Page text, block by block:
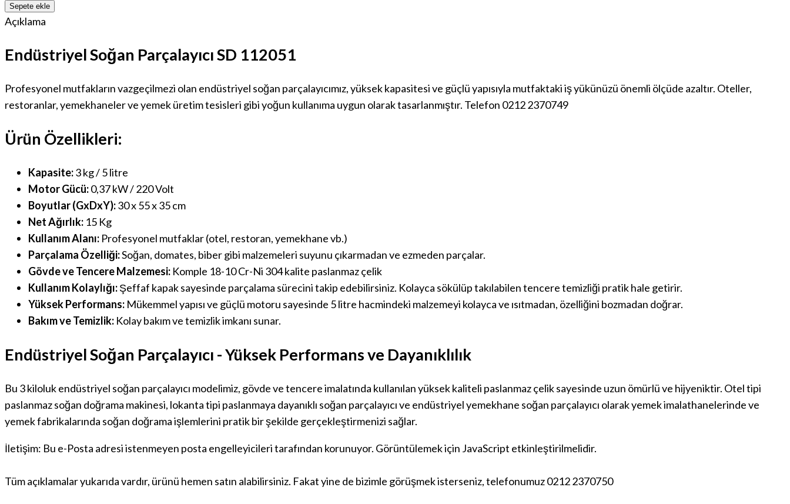
Sepete ekle
Açıklama
Endüstriyel Soğan Parçalayıcı SD 112051
Profesyonel mutfakların vazgeçilmezi olan endüstriyel soğan parçalayıcımız, yüksek kapasitesi ve güçlü yapısıyla mutfaktaki iş yükünüzü önemli ölçüde azaltır. Oteller,
restoranlar, yemekhaneler ve yemek üretim tesisleri gibi yoğun kullanıma uygun olarak tasarlanmıştır. Telefon 0212 2370749
Ürün Özellikleri:
Kapasite:3 kg / 5 litre
Motor Gücü:0,37 kW / 220 Volt
Boyutlar (GxDxY):30 x 55 x 35 cm
Net Ağırlık: 15 Kg
Kullanım Alanı: Profesyonel mutfaklar (otel, restoran, yemekhane vb.)
Parçalama Özelliği:Soğan, domates, biber gibi malzemeleri suyunu çıkarmadan ve ezmeden parçalar.
Gövde ve Tencere Malzemesi: Komple 18-10 Cr-Ni 304 kalite paslanmaz çelik
Kullanım Kolaylığı:Şeffaf kapak sayesinde parçalama sürecini takip edebilirsiniz. Kolayca sökülüp takılabilen tencere temizliği pratik hale getirir.
Yüksek Performans: Mükemmel yapısı ve güçlü motoru sayesinde 5 litre hacmindeki malzemeyi kolayca ve ısıtmadan, özelliğini bozmadan doğrar.
Bakım ve Temizlik: Kolay bakım ve temizlik imkanı sunar.
Endüstriyel Soğan Parçalayıcı - Yüksek Performans ve Dayanıklılık
Bu 3 kiloluk endüstriyel soğan parçalayıcı modelimiz, gövde ve tencere imalatında kullanılan yüksek kaliteli paslanmaz çelik sayesinde uzun ömürlü ve hijyeniktir. Otel tipi
paslanmaz soğan doğrama makinesi, lokanta tipi paslanmaya dayanıklı soğan parçalayıcı ve endüstriyel yemekhane soğan parçalayıcı olarak yemek imalathanelerinde ve
yemek fabrikalarında soğan doğrama işlemlerini pratik bir şekilde gerçekleştirmenizi sağlar.
İletişim: Bu e-Posta adresi istenmeyen posta engelleyicileri tarafından korunuyor. Görüntülemek için JavaScript etkinleştirilmelidir.
Tüm açıklamalar yukarıda vardır, ürünü hemen satın alabilirsiniz. Fakat yine de bizimle görüşmek isterseniz, telefonumuz 0212 2370750